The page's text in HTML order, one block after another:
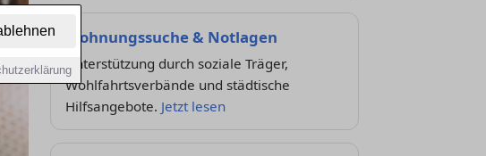
Wohnungssuche & Notlagen
Unterstützung durch soziale Träger,
Wohlfahrtsverbände und städtische
Hilfsangebote. Jetzt lesen